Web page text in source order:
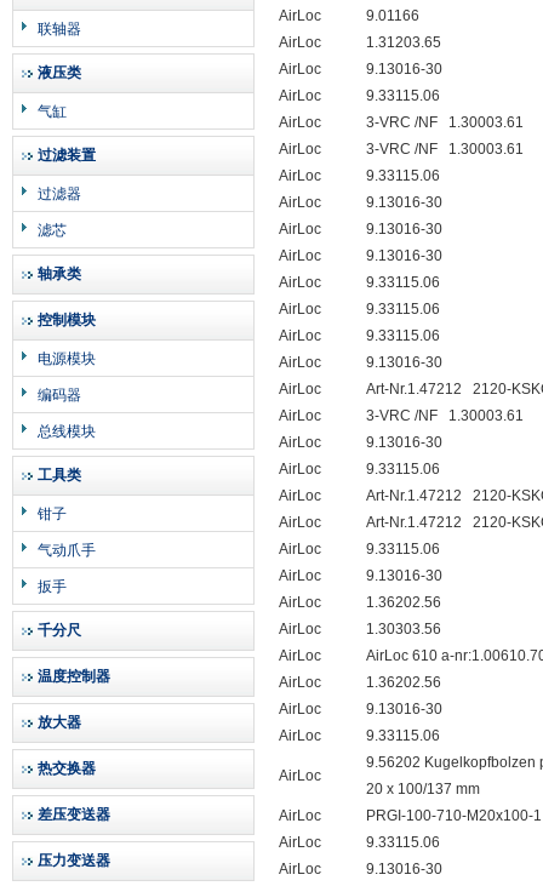
联轴器
液压类
气缸
过滤装置
过滤器
滤芯
轴承类
控制模块
电源模块
编码器
总线模块
工具类
钳子
气动爪手
扳手
千分尺
温度控制器
放大器
热交换器
差压变送器
压力变送器
AirLoc
9.01166
AirLoc
1.31203.65
AirLoc
9.13016-30
AirLoc
9.33115.06
AirLoc
3-VRC /NF
1.30003.61
AirLoc
3-VRC /NF
1.30003.61
AirLoc
9.33115.06
AirLoc
9.13016-30
AirLoc
9.13016-30
AirLoc
9.13016-30
AirLoc
9.33115.06
AirLoc
9.33115.06
AirLoc
9.33115.06
AirLoc
9.13016-30
AirLoc
Art-Nr.1.47212
2120-
AirLoc
3-VRC /NF
1.30003.61
AirLoc
9.13016-30
AirLoc
9.33115.06
AirLoc
Art-Nr.1.47212
2120-
AirLoc
Art-Nr.1.47212
2120-
AirLoc
9.33115.06
AirLoc
9.13016-30
AirLoc
1.36202.56
AirLoc
1.30303.56
AirLoc
AirLoc 610 a-
AirLoc
1.36202.56
AirLoc
9.13016-30
AirLoc
9.33115.06
AirLoc
9.56202 Kugelkopfbolzen
20 x 100/137 mm
AirLoc
PRGI-100-710-M20x100-
AirLoc
9.33115.06
AirLoc
9.13016-30